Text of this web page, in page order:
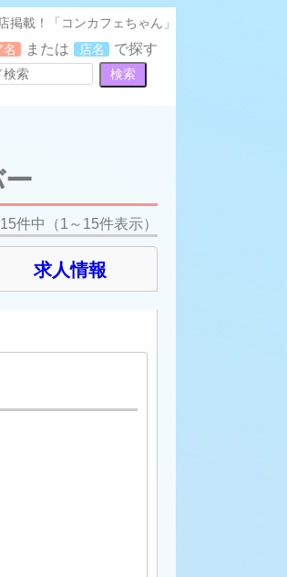
載！「コンカフェちゃん」
名 または 店名 で探す
15件中（1～15件表示）
求人情報